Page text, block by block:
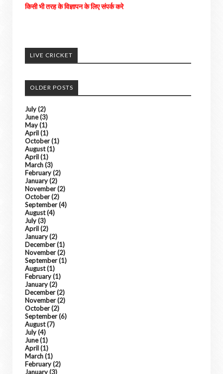
LIVE CRICKET
OLDER POSTS
July(2)
June(3)
May(1)
April(1)
October(1)
August(1)
April(1)
March(3)
February(2)
January(2)
November(2)
October(2)
September(4)
August(4)
July(3)
April(2)
January(2)
December(1)
November(2)
September(1)
August(1)
February(1)
January(2)
December(2)
November(2)
October(2)
September(6)
August(7)
July(4)
June(1)
April(1)
March(1)
February(2)
January(3)